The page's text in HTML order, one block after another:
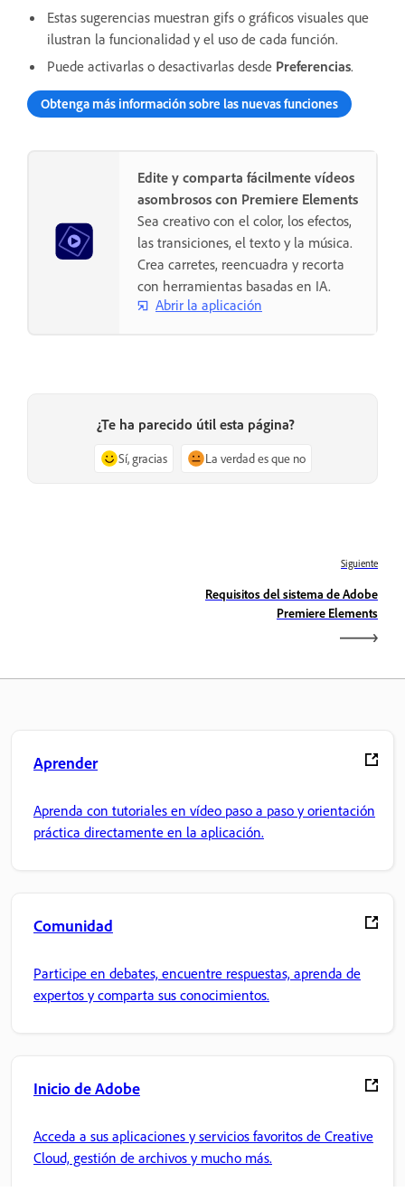
Estas sugerencias muestran gifs o gráficos visuales que
ilustran la funcionalidad y el uso de cada función.
Puede activarlas o desactivarlas desde Preferencias.
Obtenga más información sobre las nuevas funciones
Edite y comparta fácilmente vídeos
asombrosos con Premiere Elements
Sea creativo con el color, los efectos,
las transiciones, el texto y la música.
Crea carretes, reencuadra y recorta
con herramientas basadas en IA.
Abrir la aplicación
¿Te ha parecido útil esta página?
Sí, gracias La verdad es que no
Siguiente
Requisitos del sistema de Adobe
Premiere Elements
Aprender
Aprenda con tutoriales en vídeo paso a paso y orientación
práctica directamente en la aplicación.
Comunidad
Participe en debates, encuentre respuestas, aprenda de
expertos y comparta sus conocimientos.
Inicio de Adobe
Acceda a sus aplicaciones y servicios favoritos de Creative
Cloud, gestión de archivos y mucho más.